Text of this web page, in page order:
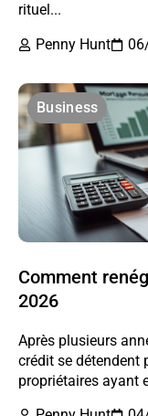
rituel...
Penny Hunt
Business
Comment
2026
Après plusieurs
crédit se détendent
propriétaires ayant